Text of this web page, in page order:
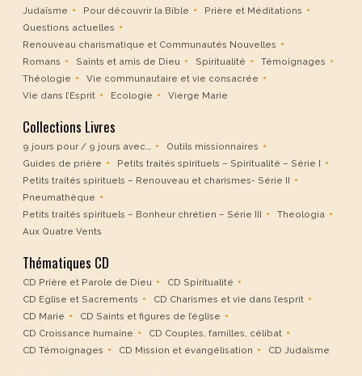
Judaïsme
Pour découvrir la Bible
Prière et Méditations
Questions actuelles
Renouveau charismatique et Communautés Nouvelles
Romans
Saints et amis de Dieu Spiritualité
Témoignages
Théologie
Vie communautaire et vie consacrée
Vie dans l’Esprit
Ecologie Vierge Marie
Collections Livres
9 jours pour / 9 jours avec…
Outils missionnaires
Guides de prière
Petits traités spirituels – Spiritualité – Série I
Petits traités spirituels – Renouveau et charismes- Série II
Pneumathèque
Petits traités spirituels – Bonheur chrétien – Série III
Theologia
Aux Quatre Vents
Thématiques CD
CD Prière et Parole de Dieu
CD Spiritualité
CD Eglise et Sacrements
CD Charismes et vie dans l’esprit
CD Marie
CD Saints et figures de l’église
CD Croissance humaine
CD Couples, familles, célibat
CD Témoignages
CD Mission et évangélisation CD Judaïsme